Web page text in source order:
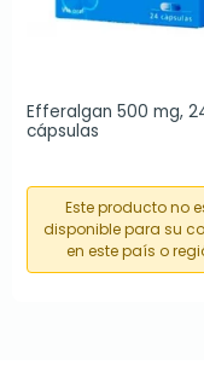
Efferalgan 500 mg,
cápsulas
Este producto no
disponible para su
en este país o